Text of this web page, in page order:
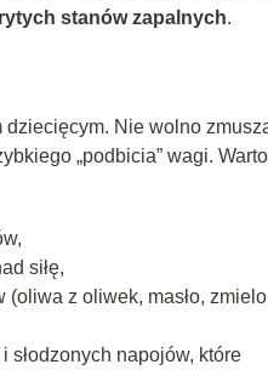
stanów zapalnych.
Nie wolno
„podbicia” wagi. Warto
siłę,
z oliwek, masło,
słodzonych napojów, które